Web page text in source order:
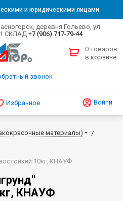
и юридическими лицами
деревня Гольево, ул.
СКЛАД +7 (906) 717-79-44
звонок
0 товаров
в корзине
Избранное Войти
материалы)
10кг, КНАУФ
КНАУФ